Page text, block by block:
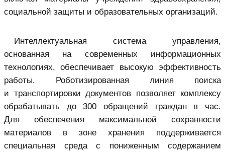
социальной защиты и образовательных организаций.
Интеллектуальная система управления,
основанная на современных информационных
технологиях, обеспечивает высокую эффективность
работы. Роботизированная линия поиска
и транспортировки документов позволяет комплексу
обрабатывать до 300 обращений граждан в час.
Для обеспечения максимальной сохранности
материалов в зоне хранения поддерживается
специальная среда с пониженным содержанием